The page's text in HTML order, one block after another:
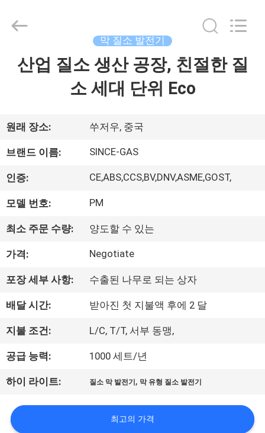
품
우
리
한
것
공
장
견
학
JoShining
막 질소 발전기
산업 질소 생산 공장, 친절한 질
소 세대 단위 Eco
원래 장소: 쑤저우, 중국
브랜드 이름: SINCE-GAS
인증: CE,ABS,CCS,BV,DNV,ASME,GOST,
모델 번호: PM
최소 주문 수량: 양도할 수 있는
가격: Negotiate
포장 세부 사항: 수출된 나무로 되는 상자
배달 시간: 받아진 첫 지불액 후에 2 달
지불 조건: L/C, T/T, 서부 동맹,
공급 능력: 1000 세트/년
하이 라이트: 질소 막 발전기 , 막 유형 질소 발전기
최고의 가격